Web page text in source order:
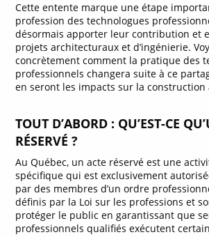
Cette entente marque une étape
profession des technologues
désormais apporter leur contribution et
projets architecturaux et d’ingénierie.
concrètement comment la pratique des
professionnels changera suite à ce
en seront les impacts sur la construction
TOUT D’ABORD : QU’EST-CE
RÉSERVÉ ?
Au Québec, un acte réservé est une
spécifique qui est exclusivement
par des membres d’un ordre
définis par la Loi sur les professions et
protéger le public en garantissant que
professionnels qualifiés exécutent